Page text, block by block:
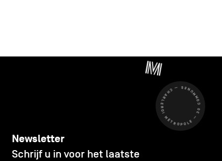
CHARLEROI MÉTROPOLE — 30 COMMUNES —
Newsletter
Schrijf u in voor het laatste